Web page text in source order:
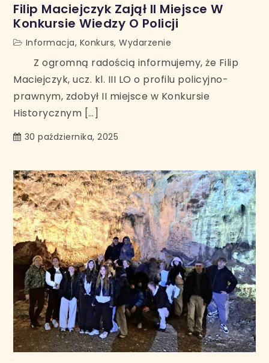
Filip Maciejczyk Zajął II Miejsce W
Konkursie Wiedzy O Policji
Informacja, Konkurs,Wydarzenie
Z ogromną radością informujemy, że Filip
Maciejczyk, ucz. kl. III LO o profilu policyjno-
prawnym, zdobył II miejsce w Konkursie
Historycznym […]
30 października, 2025